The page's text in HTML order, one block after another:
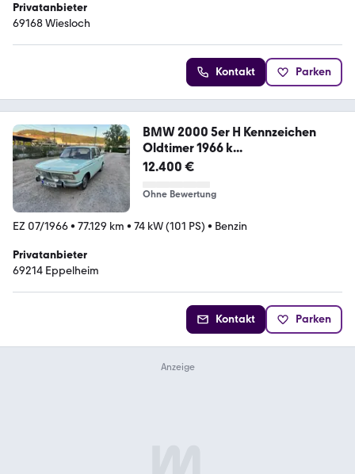
Privatanbieter
69168 Wiesloch
Kontakt Parken
BMW 2000 5er H Kennzeichen
Oldtimer 1966 k...
12.400 €
Ohne Bewertung
EZ 07/1966• 77.129 km • 74 kW (101 PS) • Benzin
Privatanbieter
69214 Eppelheim
Kontakt Parken